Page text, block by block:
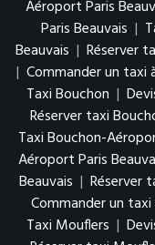
Aéroport Paris
Paris Beauvais |
Beauvais | Réserver
| Commander un taxi
Taxi Bouchon |
Réserver taxi
Taxi Bouchon-
Aéroport Paris
Beauvais | Réserver
Commander un
Taxi Mouflers |